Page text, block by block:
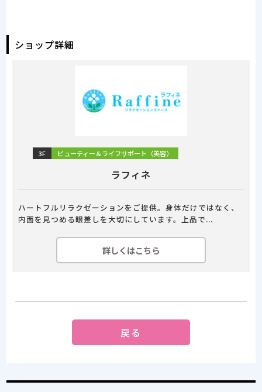
ショップ詳細
3F ビューティー＆ライフサポート（美容）
ラフィネ
ハートフルリラクゼーションをご提供。身体だけではなく、
内面を見つめる眼差しを大切にしています。上品で...
詳しくはこちら
戻る